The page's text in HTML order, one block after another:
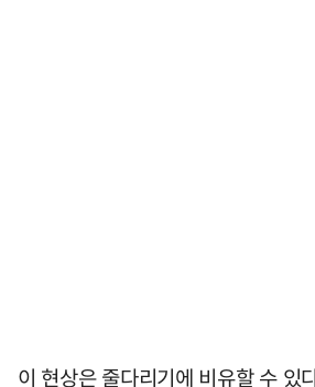
이 현상은 줄다리기에 비유할 수 있